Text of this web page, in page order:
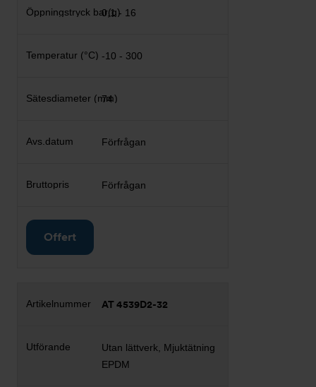
0,1 - 16
-10 - 300
74
Förfrågan
Förfrågan
Offert
AT 4539D2-32
Utan lättverk, Mjuktätning
EPDM